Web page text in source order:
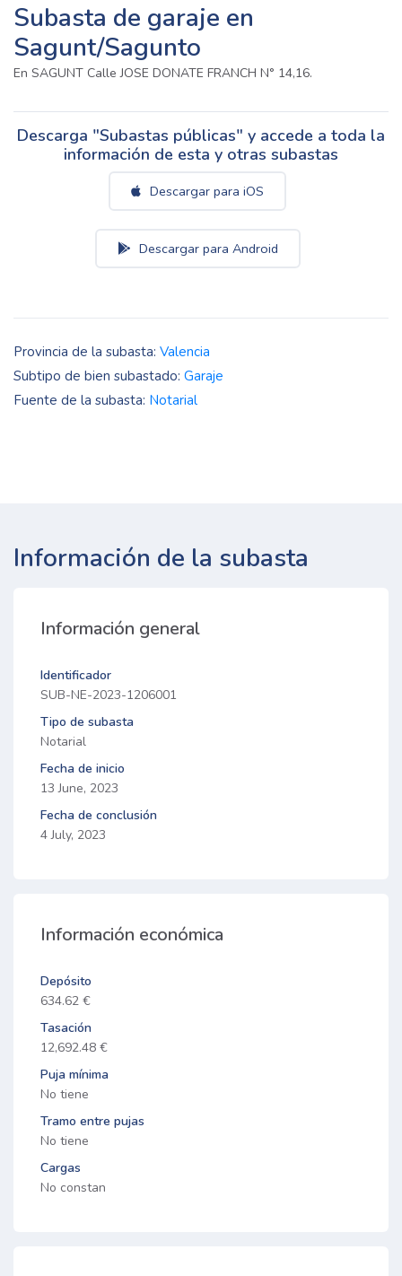
Subasta de garaje en
Sagunt/Sagunto
En SAGUNT Calle JOSE DONATE FRANCH N° 14,16.
Descarga "Subastas públicas" y accede a toda la
información de esta y otras subastas
Descargar para iOS
Descargar para Android
Provincia de la subasta: Valencia
Subtipo de bien subastado: Garaje
Fuente de la subasta: Notarial
Información de la subasta
Información general
Identificador
SUB-NE-2023-1206001
Tipo de subasta
Notarial
Fecha de inicio
13 June, 2023
Fecha de conclusión
4 July, 2023
Información económica
Depósito
634.62 €
Tasación
12,692.48 €
Puja mínima
No tiene
Tramo entre pujas
No tiene
Cargas
No constan